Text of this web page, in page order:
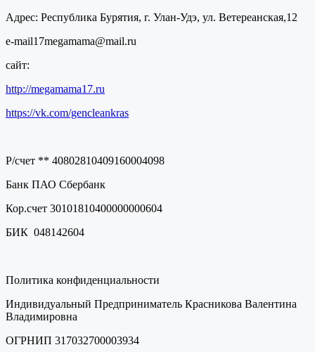
Адрес: Республика Бурятия, г. Улан-Удэ, ул. Ветереанская,12
e-mail17megamama@mail.ru
сайт:
http://megamama17.ru
https://vk.com/gencleankras
Р/счет ** 40802810409160004098
Банк ПАО Сбербанк
Кор.счет 30101810400000000604
БИК 048142604
Политика конфиденциальности
Индивидуальный Предприниматель Красникова Валентина
Владимировна
ОГРНИП 317032700003934